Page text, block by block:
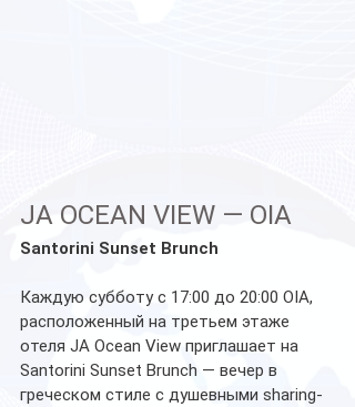
JA OCEAN VIEW — OIA
Santorini Sunset Brunch
Каждую субботу с 17:00 до 20:00 OIA,
расположенный на третьем этаже
отеля JA Ocean View приглашает на
Santorini Sunset Brunch — вечер в
греческом стиле с душевными sharing-